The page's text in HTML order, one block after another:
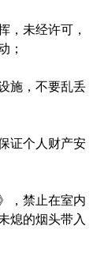
，未经许可，
；
施，不要乱丢
证个人财产安
，禁止在室内
熄的烟头带入